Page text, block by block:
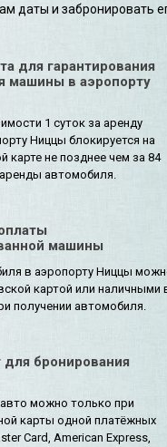
даты и забронировать
для гарантирования
машины в аэропорту
1 суток за аренду
Ниццы блокируется на
карте не позднее чем за 84
автомобиля.
машины
в аэропорту Ниццы
картой или наличными
получении автомобиля.
для бронирования
можно только при
карты одной платёжных
Card, American Express,